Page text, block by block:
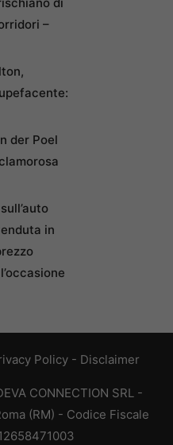
–
der Poel
in
Policy - Disclaimer
CONNECTION SRL -
(RM) - Codice Fiscale